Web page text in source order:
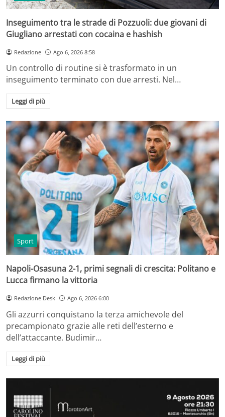
Inseguimento tra le strade di Pozzuoli: due giovani di
Giugliano arrestati con cocaina e hashish
Redazione Ago 6, 2026 8:58
Un controllo di routine si è trasformato in un
inseguimento terminato con due arresti. Nel…
Leggi di più
Sport
Napoli-Osasuna 2-1, primi segnali di crescita: Politano e
Lucca firmano la vittoria
Redazione Desk Ago 6, 2026 6:00
Gli azzurri conquistano la terza amichevole del
precampionato grazie alle reti dell’esterno e
dell’attaccante. Budimir…
Leggi di più